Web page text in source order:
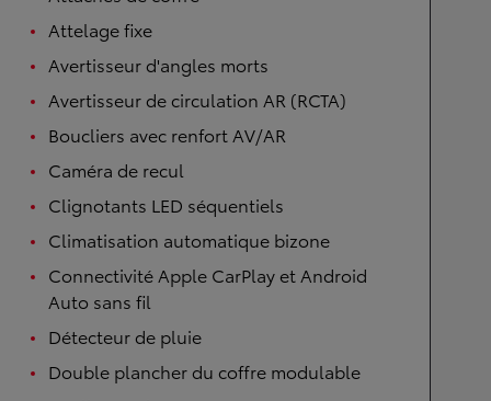
Attelage fixe
Avertisseur d'angles morts
Avertisseur de circulation AR (RCTA)
Boucliers avec renfort AV/AR
Caméra de recul
Clignotants LED séquentiels
Climatisation automatique bizone
Connectivité Apple CarPlay et Android
Auto sans fil
Détecteur de pluie
Double plancher du coffre modulable